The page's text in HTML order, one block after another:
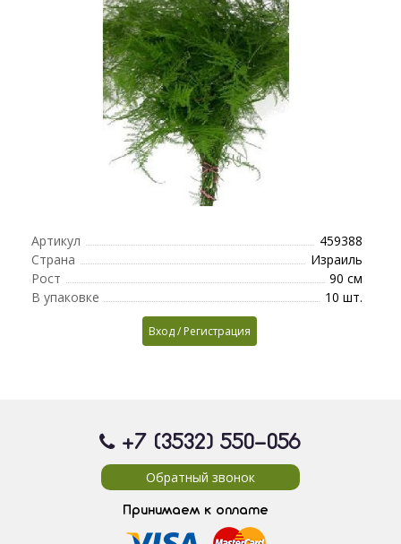
Артикул
459388
Страна
Израиль
Рост
90 см
В упаковке
10 шт.
Вход / Регистрация
+7 (3532) 550-056
Обратный звонок
Принимаем к оплате